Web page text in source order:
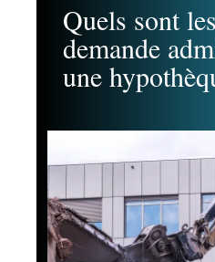
Quels sont
demande
une